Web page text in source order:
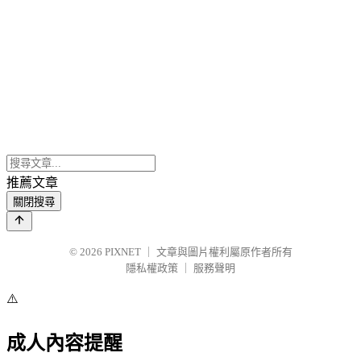
推薦文章
關閉搜尋
© 2026 PIXNET
文章與圖片權利屬原作者所有
隱私權政策
服務聲明
⚠️
成人內容提醒